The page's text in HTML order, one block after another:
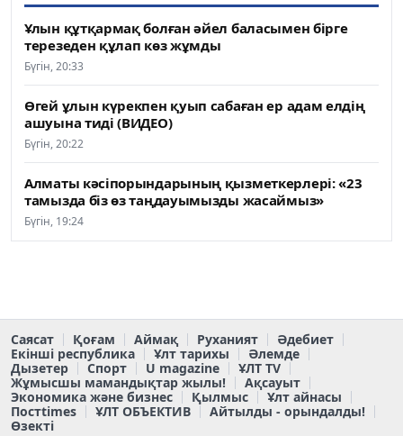
Ұлын құтқармақ болған әйел баласымен бірге
терезеден құлап көз жұмды
Бүгін, 20:33
Өгей ұлын күрекпен қуып сабаған ер адам елдің
ашуына тиді (ВИДЕО)
Бүгін, 20:22
Алматы кәсіпорындарының қызметкерлері: «23
тамызда біз өз таңдауымызды жасаймыз»
Бүгін, 19:24
Саясат Қоғам Аймақ Руханият
Әдебиет
Екінші республика
Ұлт тарихы
Әлемде
Дызетер
Спорт U magazine
ҰЛТ TV
Жұмысшы мамандықтар жылы!
Ақсауыт
Экономика және бизнес
Қылмыс
Ұлт айнасы
Постtimes
ҰЛТ ОБЪЕКТИВ
Айтылды - орындалды!
Өзекті